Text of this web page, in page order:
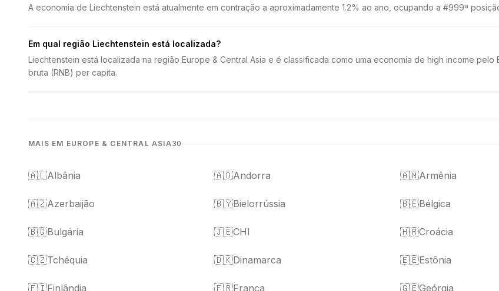
A economia de Liechtenstein está atualmente em contração a aproximadamente 1.2% ao ano, ocupando a #999ª
Em qual região Liechtenstein está localizada?
Liechtenstein está localizada na região Europe & Central Asia e é classificada como uma economia de high income
bruta (RNB) per capita.
MAIS EM EUROPE & CENTRAL ASIA30
🇦🇱Albânia 🇦🇩Andorra 🇦🇲Armênia
🇦🇿Azerbaijão 🇧🇾Bielorrússia 🇧🇪Bélgica
🇧🇬Bulgária 🇯🇪CHI 🇭🇷Croácia
🇨🇿Tchéquia 🇩🇰Dinamarca 🇪🇪Estônia
🇫🇮Finlândia 🇫🇷França 🇬🇪Geórgia